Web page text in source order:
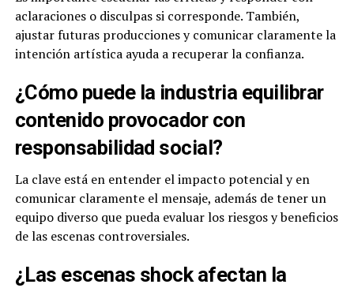
aclaraciones o disculpas si corresponde. También,
ajustar futuras producciones y comunicar claramente la
intención artística ayuda a recuperar la confianza.
¿Cómo puede la industria equilibrar
contenido provocador con
responsabilidad social?
La clave está en entender el impacto potencial y en
comunicar claramente el mensaje, además de tener un
equipo diverso que pueda evaluar los riesgos y beneficios
de las escenas controversiales.
¿Las escenas shock afectan la